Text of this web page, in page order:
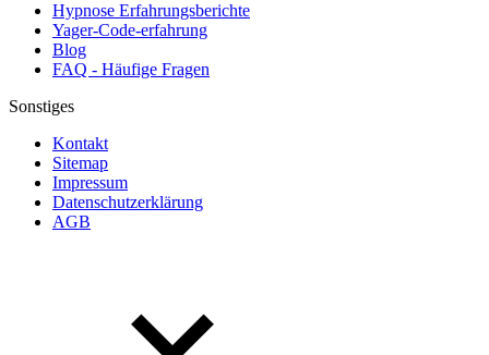
Hypnose Erfahrungsberichte
Yager-Code-erfahrung
Blog
FAQ - Häufige Fragen
Sonstiges
Kontakt
Sitemap
Impressum
Datenschutzerklärung
AGB